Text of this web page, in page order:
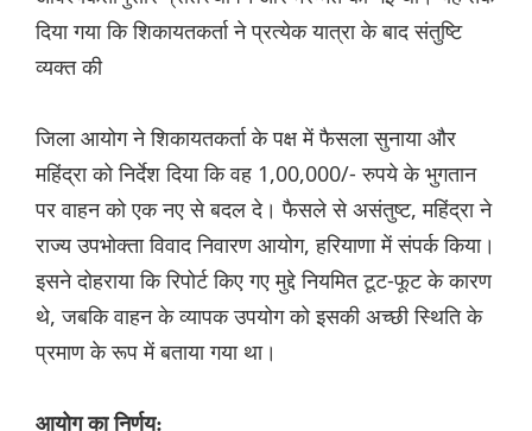
दिया गया कि शिकायतकर्ता ने प्रत्येक यात्रा के बाद संतुष्टि
व्यक्त की
जिला आयोग ने शिकायतकर्ता के पक्ष में फैसला सुनाया और
महिंद्रा को निर्देश दिया कि वह 1,00,000/- रुपये के भुगतान
पर वाहन को एक नए से बदल दे। फैसले से असंतुष्ट, महिंद्रा ने
राज्य उपभोक्ता विवाद निवारण आयोग, हरियाणा में संपर्क किया।
इसने दोहराया कि रिपोर्ट किए गए मुद्दे नियमित टूट-फूट के कारण
थे, जबकि वाहन के व्यापक उपयोग को इसकी अच्छी स्थिति के
प्रमाण के रूप में बताया गया था।
आयोग का निर्णय: